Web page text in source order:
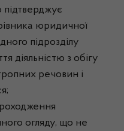
підтверджує
юридичної
підрозділу
діяльністю з обігу
речовин і
огляду, що не